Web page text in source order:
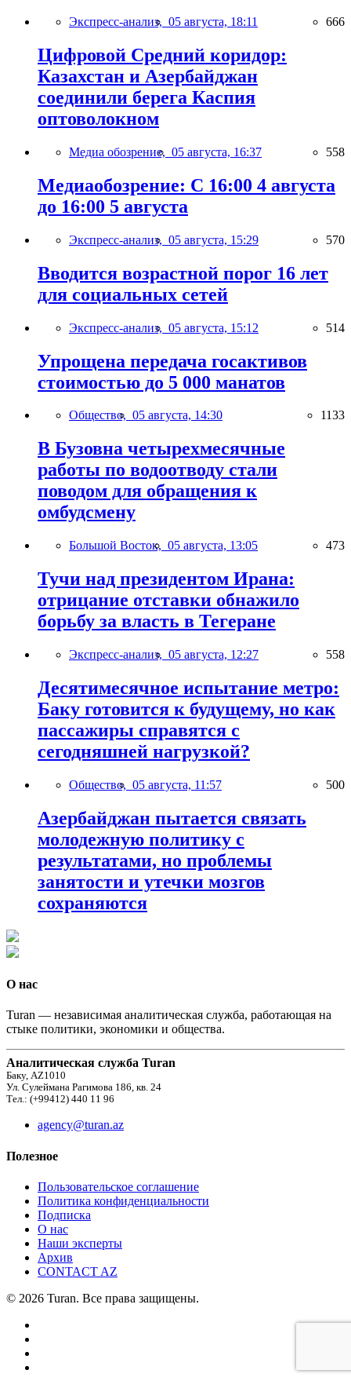
Экспресс-анализ, 05 августа, 18:11 666
Цифровой Средний коридор:
Казахстан и Азербайджан
соединили берега Каспия
оптоволокном
Медиа обозрение, 05 августа, 16:37 558
Медиаобозрение: С 16:00 4 августа
до 16:00 5 августа
Экспресс-анализ, 05 августа, 15:29 570
Вводится возрастной порог 16 лет
для социальных сетей
Экспресс-анализ, 05 августа, 15:12 514
Упрощена передача госактивов
стоимостью до 5 000 манатов
Общество, 05 августа, 14:30 1133
В Бузовна четырехмесячные
работы по водоотводу стали
поводом для обращения к
омбудсмену
Большой Восток, 05 августа, 13:05 473
Тучи над президентом Ирана:
отрицание отставки обнажило
борьбу за власть в Тегеране
Экспресс-анализ, 05 августа, 12:27 558
Десятимесячное испытание метро:
Баку готовится к будущему, но как
пассажиры справятся с
сегодняшней нагрузкой?
Общество, 05 августа, 11:57 500
Азербайджан пытается связать
молодежную политику с
результатами, но проблемы
занятости и утечки мозгов
сохраняются
О нас
Turan — независимая аналитическая служба, работающая на
стыке политики, экономики и общества.
Аналитическая служба Turan
Баку, AZ1010
Ул. Сулеймана Рагимова 186, кв. 24
Тел.: (+99412) 440 11 96
agency@turan.az
Полезное
Пользовательское соглашение
Политика конфиденциальности
Подписка
О нас
Наши эксперты
Архив
CONTACT AZ
© 2026 Turan. Все права защищены.